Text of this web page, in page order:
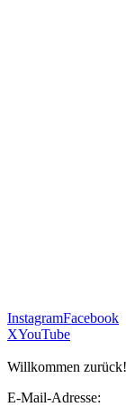
InstagramFacebook
XYouTube
Willkommen zurück!
E-Mail-Adresse: